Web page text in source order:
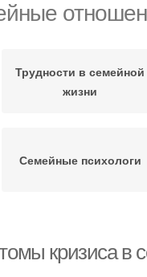
Трудности в семейной
жизни
Семейные психологи
кризиса